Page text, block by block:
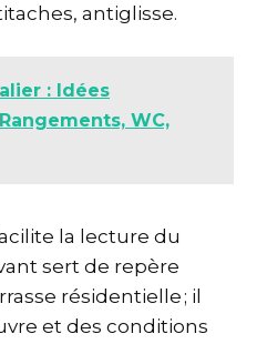
antiglisse.
: Idées
WC,
la lecture du
sert de repère
résidentielle ; il
et des conditions